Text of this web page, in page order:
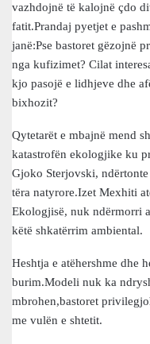
vazhdojnë të kalojnë çdo
fatit.Prandaj pyetjet e
janë:Pse bastoret gëzojnë
nga kufizimet? Cilat
kjo pasojë e lidhjeve dhe
bixhozit?
Qytetarët e mbajnë mend
katastrofën ekologjike ku
Gjoko Sterjovski,
tëra natyrore.Izet Mexhiti
Ekologjisë, nuk ndërmorri
këtë shkatërrim ambiental.
Heshtja e atëhershme dhe
burim.Modeli nuk ka
mbrohen,bastoret
me vulën e shtetit.